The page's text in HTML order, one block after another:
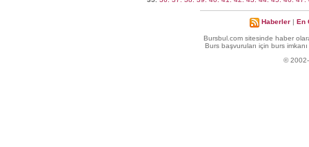
Haberler | En
Bursbul.com sitesinde haber
Burs başvuruları için burs
© 2002-